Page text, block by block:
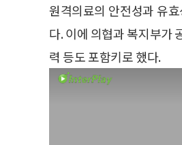
원격의료의 안전성과 유
다. 이에 의협과 복지부가
력 등도 포함키로 했다.